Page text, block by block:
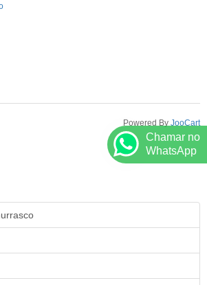
Powered By JooCart
Chamar no
WhatsApp